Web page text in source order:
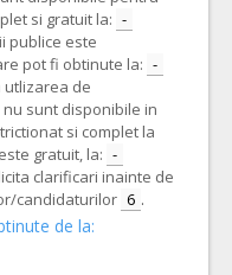
si gratuit la: -
publice este
pot fi obtinute la: -
utlizarea de
sunt disponibile in
si complet la
gratuit, la: -
clarificari inainte de
candidaturilor 6 .
de la: